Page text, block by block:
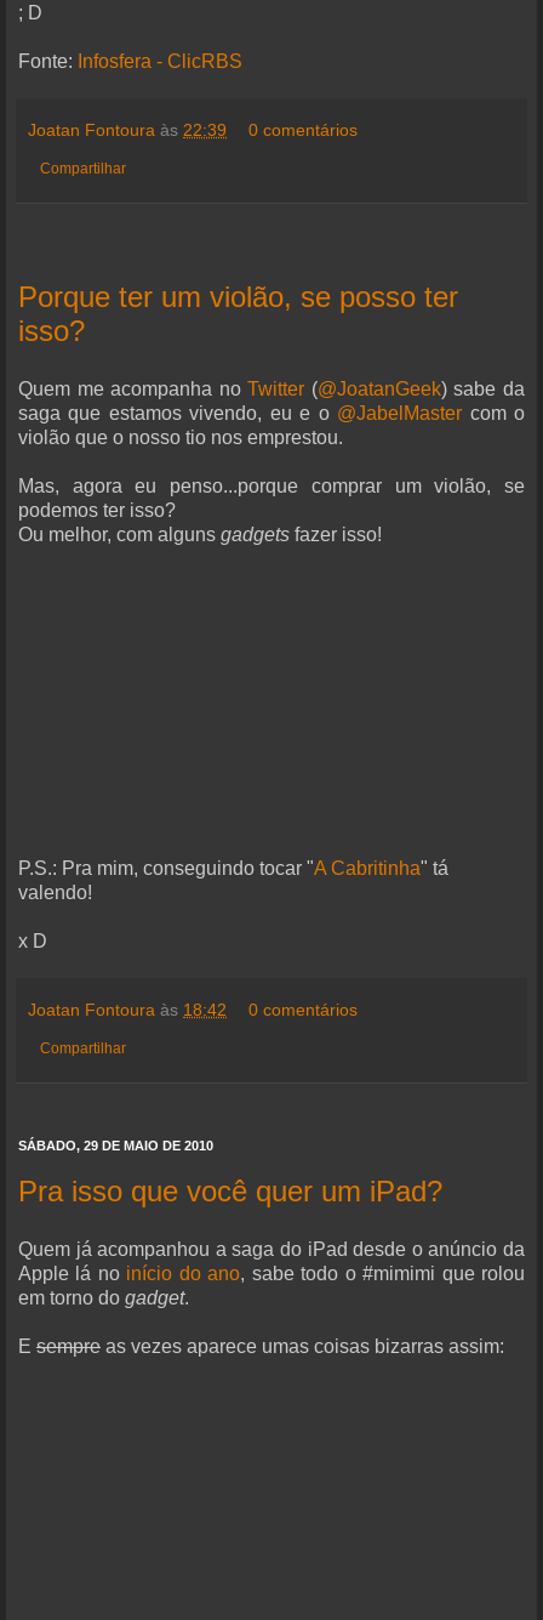
; D
Fonte: Infosfera - ClicRBS
Joatan Fontoura às 22:39 0 comentários
Compartilhar
Porque ter um violão, se posso ter
isso?
Quem me acompanha noTwitter (@JoatanGeek) sabe da
saga que estamos vivendo, eu e o @JabelMaster com o
violão que o nosso tio nos emprestou.
Mas, agora eu penso...porque comprar um violão, se
podemos ter isso?
Ou melhor, com alguns gadgets fazer isso!
P.S.: Pra mim, conseguindo tocar "A Cabritinha" tá
valendo!
x D
Joatan Fontoura às 18:42 0 comentários
Compartilhar
SÁBADO, 29 DE MAIO DE 2010
Pra isso que você quer um iPad?
Quem já acompanhou a saga do iPad desde o anúncio da
Apple lá no início do ano, sabe todo o #mimimi que rolou
em torno do gadget.
E sempre as vezes aparece umas coisas bizarras assim: